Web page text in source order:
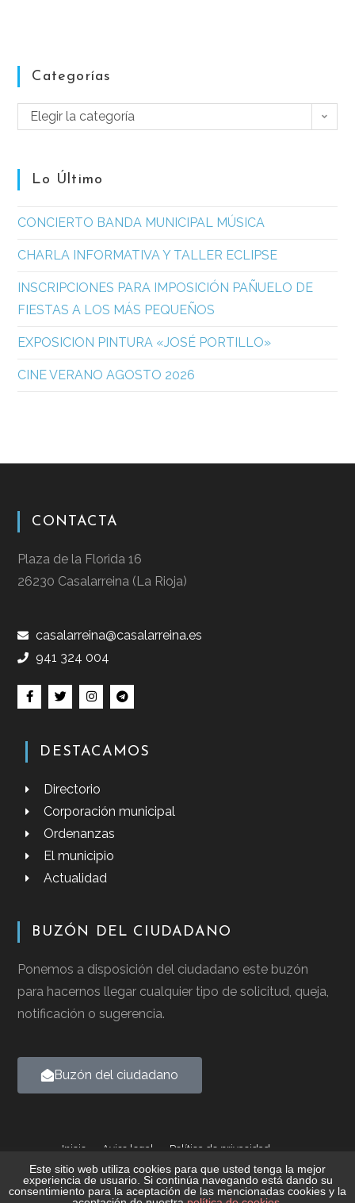
Categorías
Elegir la categoría
Lo Último
CONCIERTO BANDA MUNICIPAL MÚSICA
CHARLA INFORMATIVA Y TALLER ECLIPSE
INSCRIPCIONES PARA IMPOSICIÓN PAÑUELO DE
FIESTAS A LOS MÁS PEQUEÑOS
EXPOSICION PINTURA «JOSÉ PORTILLO»
CINE VERANO AGOSTO 2026
CONTACTA
Plaza de la Florida 16
26230 Casalarreina (La Rioja)
casalarreina@casalarreina.es
941 324 004
DESTACAMOS
Directorio
Corporación municipal
Ordenanzas
El municipio
Actualidad
BUZÓN DEL CIUDADANO
Ponemos a disposición del ciudadano este buzón
para hacernos llegar cualquier tipo de solicitud, queja,
notificación o sugerencia.
Buzón del ciudadano
Inicio Aviso legal
Política de privacidad
Política de cookies
2026 © Ayuntamiento de Casalarreina - Todos los derechos
Este sitio web utiliza cookies para que usted tenga la mejor
experiencia de usuario. Si continúa navegando está dando su
consentimiento para la aceptación de las mencionadas cookies y la